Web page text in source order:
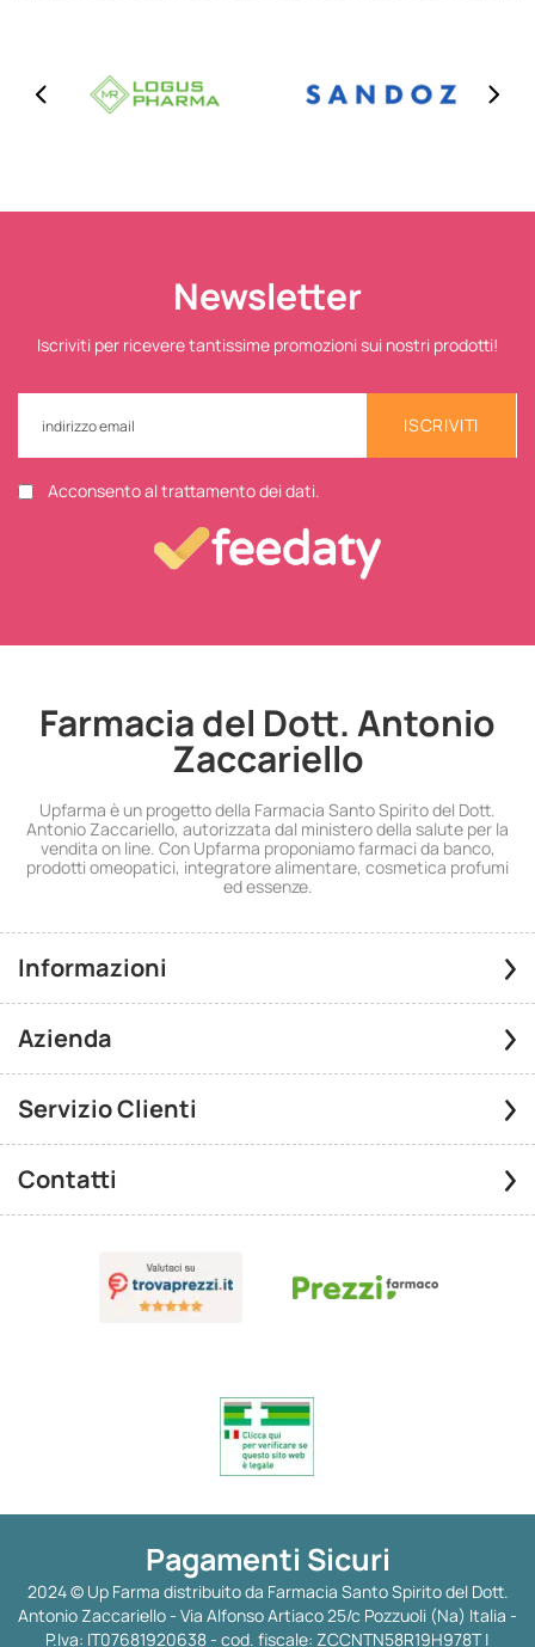
Newsletter
Iscriviti per ricevere tantissime promozioni sui nostri prodotti!
ISCRIVITI
Acconsento al trattamento dei dati.
Farmacia del Dott. Antonio
Zaccariello
Upfarma è un progetto della Farmacia Santo Spirito del Dott.
Antonio Zaccariello, autorizzata dal ministero della salute per la
vendita on line. Con Upfarma proponiamo farmaci da banco,
prodotti omeopatici, integratore alimentare, cosmetica profumi
ed essenze.
Informazioni
Azienda
Servizio Clienti
Contatti
Pagamenti Sicuri
2024 © Up Farma distribuito da Farmacia Santo Spirito del Dott.
Antonio Zaccariello - Via Alfonso Artiaco 25/c Pozzuoli (Na) Italia -
P.Iva: IT07681920638 - cod. fiscale: ZCCNTN58R19H978T |